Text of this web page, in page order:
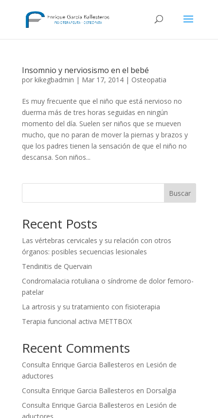
Insomnio y nerviosismo en el bebé
por kikegbadmin | Mar 17, 2014| Osteopatia
Es muy frecuente que el niño que está nervioso no
duerma más de tres horas seguidas en ningún
momento del día. Suelen ser niños que se mueven
mucho, que no paran de mover la piernas y brazos y
que los padres tienen la sensación de que el niño no
descansa. Son niños...
Buscar
Recent Posts
Las vértebras cervicales y su relación con otros
órganos: posibles secuencias lesionales
Tendinitis de Quervain
Condromalacia rotuliana o síndrome de dolor femoro-
patelar
La artrosis y su tratamiento con fisioterapia
Terapia funcional activa METTBOX
Recent Comments
Consulta Enrique Garcia Ballesteros en Lesión de
aductores
Consulta Enrique Garcia Ballesteros en Dorsalgia
Consulta Enrique Garcia Ballesteros en Lesión de